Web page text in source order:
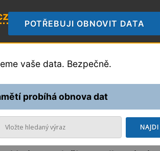
POTŘEBUJI OBNOVIT DATA
vaše data. Bezpečně.
probíhá obnova dat